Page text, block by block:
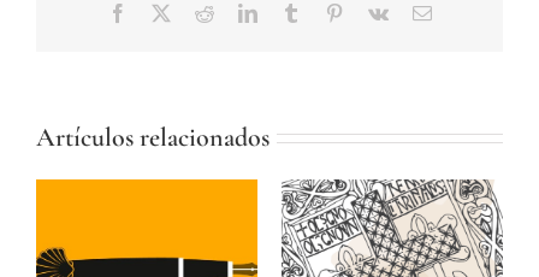
Facebook
TwitterRedditLinkedInTumblr Pinterest
Vk
Correo
Artículos relacionados